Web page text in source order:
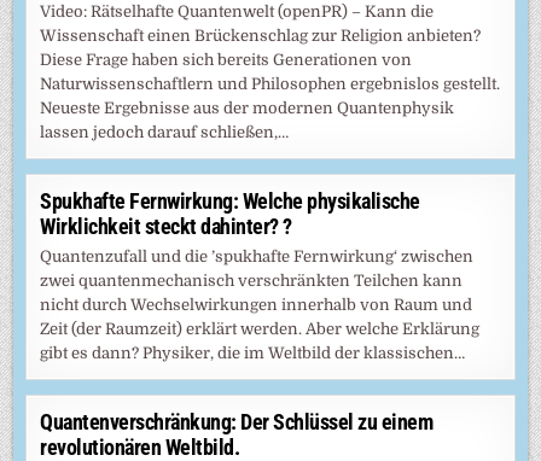
Video: Rätselhafte Quantenwelt (openPR) – Kann die
Wissenschaft einen Brückenschlag zur Religion anbieten?
Diese Frage haben sich bereits Generationen von
Naturwissenschaftlern und Philosophen ergebnislos gestellt.
Neueste Ergebnisse aus der modernen Quantenphysik
lassen jedoch darauf schließen,…
Spukhafte Fernwirkung: Welche physikalische
Wirklichkeit steckt dahinter? ?
Quantenzufall und die ’spukhafte Fernwirkung‘ zwischen
zwei quantenmechanisch verschränkten Teilchen kann
nicht durch Wechselwirkungen innerhalb von Raum und
Zeit (der Raumzeit) erklärt werden. Aber welche Erklärung
gibt es dann? Physiker, die im Weltbild der klassischen…
Quantenverschränkung: Der Schlüssel zu einem
revolutionären Weltbild.